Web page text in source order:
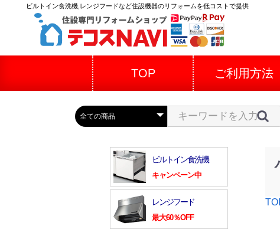
ビルトイン食洗機,レンジフードなど住設機器のリフォームを低コストで提供
TOP ご利用方法
ビルトイン食洗機
キャンペーン中
レンジフード
最大60％OFF